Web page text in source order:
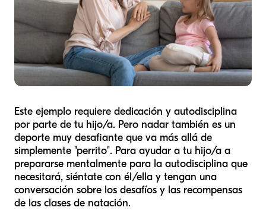
Este ejemplo requiere dedicación y autodisciplina
por parte de tu hijo/a. Pero nadar también es un
deporte muy desafiante que va más allá de
simplemente "perrito". Para ayudar a tu hijo/a a
prepararse mentalmente para la autodisciplina que
necesitará, siéntate con él/ella y tengan una
conversación sobre los desafíos y las recompensas
de las clases de natación.